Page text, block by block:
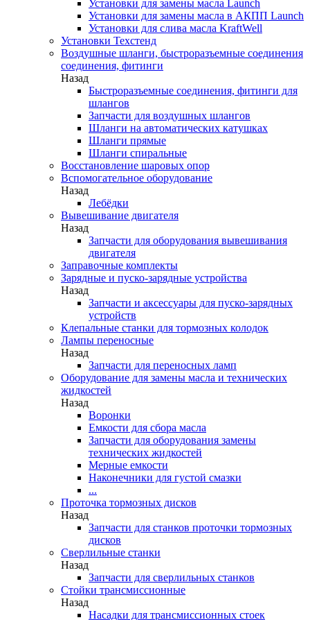
Установки для замены масла Launch
Установки для замены масла в АКПП Launch
Установки для слива масла KraftWell
Установки Техстенд
Воздушные шланги, быстроразъемные соединения
соединения, фитинги
Назад
Быстроразъемные соединения, фитинги для
шлангов
Запчасти для воздушных шлангов
Шланги на автоматических катушках
Шланги прямые
Шланги спиральные
Восстановление шаровых опор
Вспомогательное оборудование
Назад
Лебёдки
Вывешивание двигателя
Назад
Запчасти для оборудования вывешивания
двигателя
Заправочные комплекты
Зарядные и пуско-зарядные устройства
Назад
Запчасти и аксессуары для пуско-зарядных
устройств
Клепальные станки для тормозных колодок
Лампы переносные
Назад
Запчасти для переносных ламп
Оборудование для замены масла и технических
жидкостей
Назад
Воронки
Емкости для сбора масла
Запчасти для оборудования замены
технических жидкостей
Мерные емкости
Наконечники для густой смазки
...
Проточка тормозных дисков
Назад
Запчасти для станков проточки тормозных
дисков
Сверлильные станки
Назад
Запчасти для сверлильных станков
Стойки трансмиссионные
Назад
Насадки для трансмиссионных стоек